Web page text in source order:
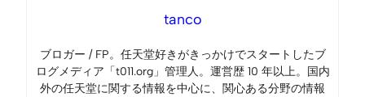
tanco
ブロガー / FP。任天堂好きがきっかけでスタートしたブ
ログメディア「t011.org」管理人。運営歴 10 年以上。国内
外の任天堂に関する情報を中心に、関心ある分野の情報